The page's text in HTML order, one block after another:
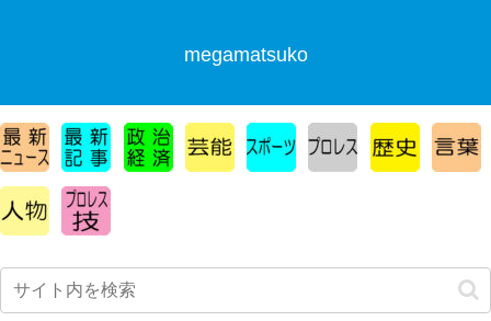
megamatsuko